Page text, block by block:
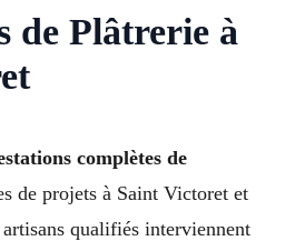
de Plâtrerie à
complètes de
de projets à Saint Victoret et
qualifiés interviennent